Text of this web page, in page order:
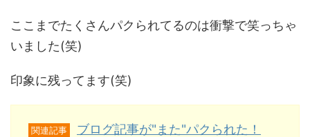
ここまでたくさんパクられてるのは衝撃で笑っちゃ
いました(笑)
印象に残ってます(笑)
関連記事
ブログ記事が"また"パクられた！